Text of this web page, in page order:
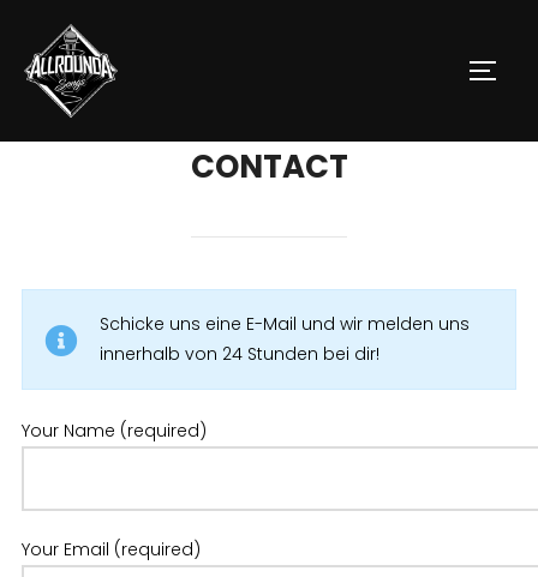
content
CONTACT
Schicke uns eine E-Mail und wir melden uns
innerhalb von 24 Stunden bei dir!
Your Name (required)
Your Email (required)